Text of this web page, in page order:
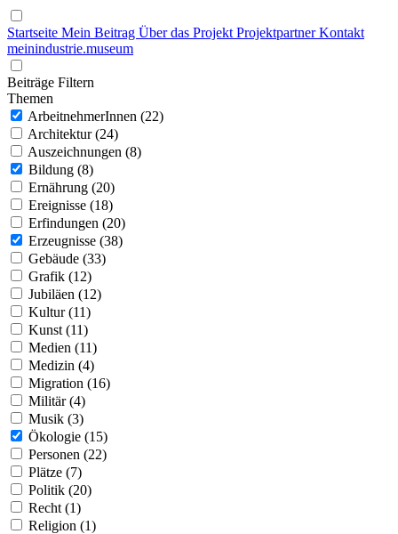
Startseite Mein Beitrag Über das Projekt ProjektpartnerKontakt
meinindustrie.museum
Beiträge Filtern
Themen
ArbeitnehmerInnen (22)
Architektur (24)
Auszeichnungen (8)
Bildung (8)
Ernährung (20)
Ereignisse (18)
Erfindungen (20)
Erzeugnisse (38)
Gebäude (33)
Grafik (12)
Jubiläen (12)
Kultur (11)
Kunst (11)
Medien (11)
Medizin (4)
Migration (16)
Militär (4)
Musik (3)
Ökologie (15)
Personen (22)
Plätze (7)
Politik (20)
Recht (1)
Religion (1)